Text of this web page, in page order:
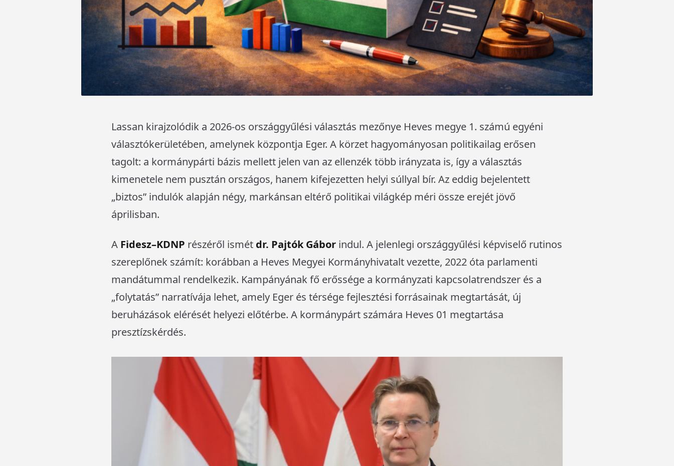
Lassan kirajzolódik a 2026-os országgyűlési választás mezőnye Heves megye 1. számú egyéni
választókerületében, amelynek központja Eger. A körzet hagyományosan politikailag erősen
tagolt: a kormánypárti bázis mellett jelen van az ellenzék több irányzata is, így a választás
kimenetele nem pusztán országos, hanem kifejezetten helyi súllyal bír. Az eddig bejelentett
„biztos” indulók alapján négy, markánsan eltérő politikai világkép méri össze erejét jövő
áprilisban.
A Fidesz–KDNP részéről ismét dr. Pajtók Gábor indul. A jelenlegi országgyűlési képviselő rutinos
szereplőnek számít: korábban a Heves Megyei Kormányhivatalt vezette, 2022 óta parlamenti
mandátummal rendelkezik. Kampányának fő erőssége a kormányzati kapcsolatrendszer és a
„folytatás” narratívája lehet, amely Eger és térsége fejlesztési forrásainak megtartását, új
beruházások elérését helyezi előtérbe. A kormánypárt számára Heves 01 megtartása
presztízskérdés.